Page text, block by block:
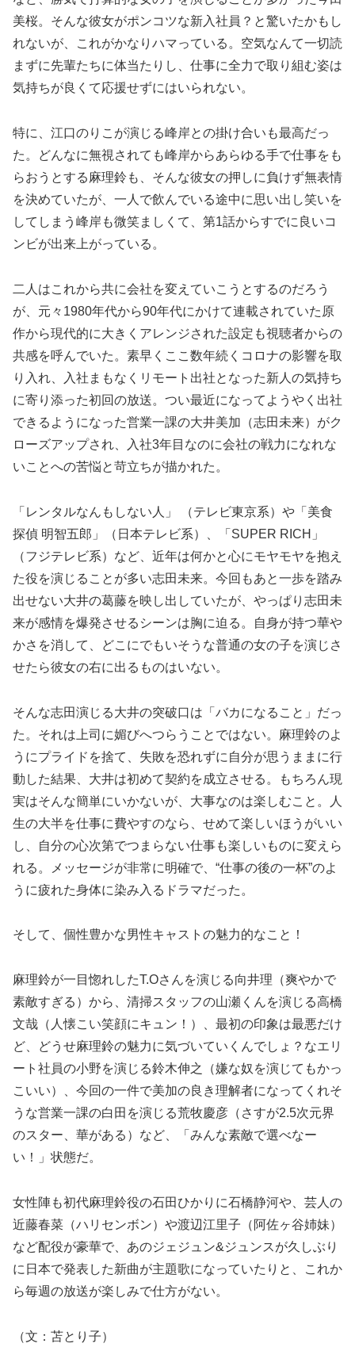
美桜。そんな彼女がポンコツな新入社員？と驚いたかもし
れないが、これがかなりハマっている。空気なんて一切読
まずに先輩たちに体当たりし、仕事に全力で取り組む姿は
気持ちが良くて応援せずにはいられない。
特に、江口のりこが演じる峰岸との掛け合いも最高だっ
た。どんなに無視されても峰岸からあらゆる手で仕事をも
らおうとする麻理鈴も、そんな彼女の押しに負けず無表情
を決めていたが、一人で飲んでいる途中に思い出し笑いを
してしまう峰岸も微笑ましくて、第1話からすでに良いコ
ンビが出来上がっている。
二人はこれから共に会社を変えていこうとするのだろう
が、元々1980年代から90年代にかけて連載されていた原
作から現代的に大きくアレンジされた設定も視聴者からの
共感を呼んでいた。素早くここ数年続くコロナの影響を取
り入れ、入社まもなくリモート出社となった新人の気持ち
に寄り添った初回の放送。つい最近になってようやく出社
できるようになった営業一課の大井美加（志田未来）がク
ローズアップされ、入社3年目なのに会社の戦力になれな
いことへの苦悩と苛立ちが描かれた。
「レンタルなんもしない人」 （テレビ東京系）や「美食
探偵 明智五郎」（日本テレビ系）、「SUPER RICH」
（フジテレビ系）など、近年は何かと心にモヤモヤを抱え
た役を演じることが多い志田未来。今回もあと一歩を踏み
出せない大井の葛藤を映し出していたが、やっぱり志田未
来が感情を爆発させるシーンは胸に迫る。自身が持つ華や
かさを消して、どこにでもいそうな普通の女の子を演じさ
せたら彼女の右に出るものはいない。
そんな志田演じる大井の突破口は「バカになること」だっ
た。それは上司に媚びへつらうことではない。麻理鈴のよ
うにプライドを捨て、失敗を恐れずに自分が思うままに行
動した結果、大井は初めて契約を成立させる。もちろん現
実はそんな簡単にいかないが、大事なのは楽しむこと。人
生の大半を仕事に費やすのなら、せめて楽しいほうがいい
し、自分の心次第でつまらない仕事も楽しいものに変えら
れる。メッセージが非常に明確で、“仕事の後の一杯”のよ
うに疲れた身体に染み入るドラマだった。
そして、個性豊かな男性キャストの魅力的なこと！
麻理鈴が一目惚れしたT.Oさんを演じる向井理（爽やかで
素敵すぎる）から、清掃スタッフの山瀬くんを演じる高橋
文哉（人懐こい笑顔にキュン！）、最初の印象は最悪だけ
ど、どうせ麻理鈴の魅力に気づいていくんでしょ？なエリ
ート社員の小野を演じる鈴木伸之（嫌な奴を演じてもかっ
こいい）、今回の一件で美加の良き理解者になってくれそ
うな営業一課の白田を演じる荒牧慶彦（さすが2.5次元界
のスター、華がある）など、「みんな素敵で選べなー
い！」状態だ。
女性陣も初代麻理鈴役の石田ひかりに石橋静河や、芸人の
近藤春菜（ハリセンボン）や渡辺江里子（阿佐ヶ谷姉妹）
など配役が豪華で、あのジェジュン&ジュンスが久しぶり
に日本で発表した新曲が主題歌になっていたりと、これか
ら毎週の放送が楽しみで仕方がない。
（文：苫とり子）